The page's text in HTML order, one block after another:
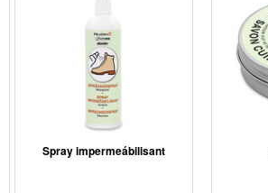
Spray impermeábilisant